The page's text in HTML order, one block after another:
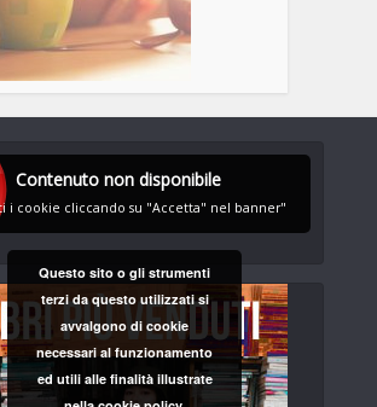
Contenuto non disponibile
i cookie cliccando su "Accetta" nel banner"
Questo sito o gli strumenti
terzi da questo utilizzati si
avvalgono di cookie
necessari al funzionamento
ed utili alle finalità illustrate